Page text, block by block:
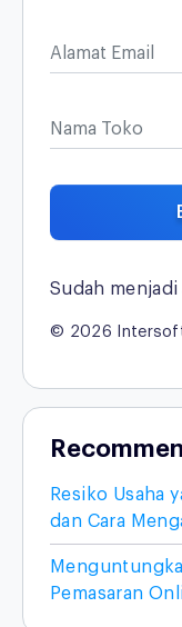
Alamat Email
Nama Toko
Sudah
© 2026
Resiko Usaha
dan Cara
Pemasaran